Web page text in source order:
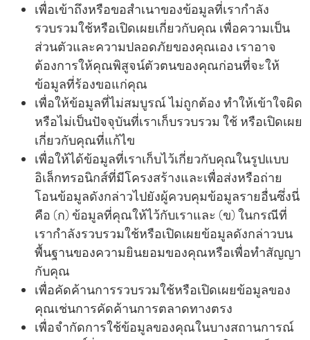
เพื่อเข้าถึงหรือขอสําเนาของข้อมูลที่เรากําลัง
รวบรวมใช้หรือเปิดเผยเกี่ยวกับคุณ เพื่อความเป็น
ส่วนตัวและความปลอดภัยของคุณเอง เราอาจ
ต้องการให้คุณพิสูจน์ตัวตนของคุณก่อนที่จะให้
ข้อมูลที่ร้องขอแก่คุณ
เพื่อให้ข้อมูลที่ไม่สมบูรณ์ ไม่ถูกต้อง ทําให้เข้าใจผิด
หรือไม่เป็นปัจจุบันที่เราเก็บรวบรวม ใช้ หรือเปิดเผย
เกี่ยวกับคุณที่แก้ไข
เพื่อให้ได้ข้อมูลที่เราเก็บไว้เกี่ยวกับคุณในรูปแบบ
อิเล็กทรอนิกส์ที่มีโครงสร้างและเพื่อส่งหรือถ่าย
โอนข้อมูลดังกล่าวไปยังผู้ควบคุมข้อมูลรายอื่นซึ่งนี่
คือ (ก) ข้อมูลที่คุณให้ไว้กับเราและ (ข) ในกรณีที่
เรากําลังรวบรวมใช้หรือเปิดเผยข้อมูลดังกล่าวบน
พื้นฐานของความยินยอมของคุณหรือเพื่อทําสัญญา
กับคุณ
เพื่อคัดค้านการรวบรวมใช้หรือเปิดเผยข้อมูลของ
คุณเช่นการคัดค้านการตลาดทางตรง
เพื่อจํากัดการใช้ข้อมูลของคุณในบางสถานการณ์